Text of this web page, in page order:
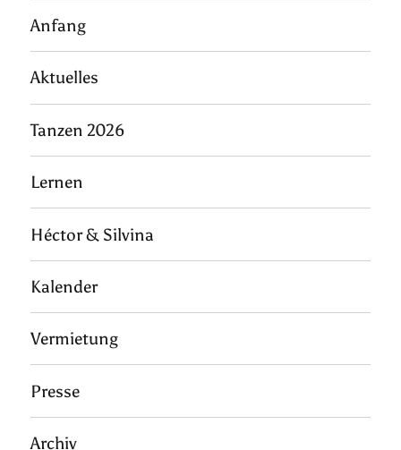
Anfang
Aktuelles
Tanzen 2026
Lernen
Héctor & Silvina
Kalender
Vermietung
Presse
Archiv